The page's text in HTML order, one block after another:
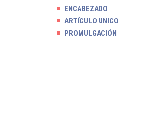
ENCABEZADO
ARTÍCULO UNICO
PROMULGACIÓN